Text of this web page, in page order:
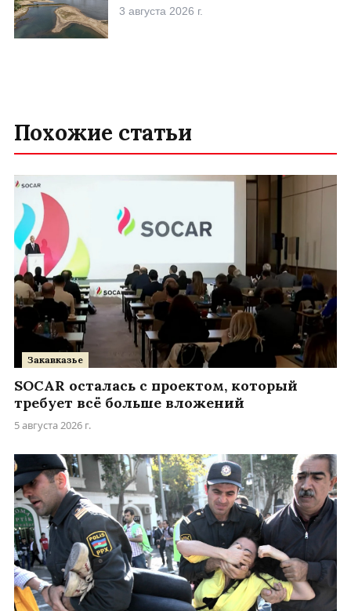
3 августа 2026 г.
Похожие статьи
Закавказье
SOCAR осталась с проектом, который
требует всё больше вложений
5 августа 2026 г.